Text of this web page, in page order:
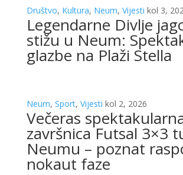
Društvo, Kultura, Neum, Vijesti kol 3,
Legendarne Divlje
stižu u Neum:
glazbe na Plaži Stella
Neum, Sport, Vijesti kol 2, 2026
Večeras
završnica Futsal 3×3
Neumu – poznat
nokaut faze